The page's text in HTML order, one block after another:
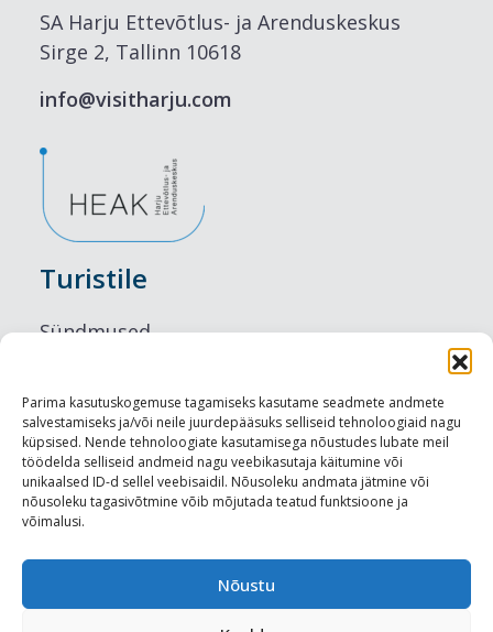
Parima kasutuskogemuse tagamiseks kasutame seadmete andmete
salvestamiseks ja/või neile juurdepääsuks selliseid tehnoloogiaid nagu
küpsised. Nende tehnoloogiate kasutamisega nõustudes lubate meil
töödelda selliseid andmeid nagu veebikasutaja käitumine või
unikaalsed ID-d sellel veebisaidil. Nõusoleku andmata jätmine või
nõusoleku tagasivõtmine võib mõjutada teatud funktsioone ja
võimalusi.
Nõustu
SA Harju Ettevõtlus- ja Arenduskeskus
Sirge 2, Tallinn 10618
info@visitharju.com
Turistile
Sündmused
Maitseelamused
Vaatamisväärsused
Visit Tallinn
Turismiprofessionaalile